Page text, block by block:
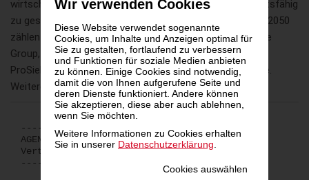
Wir verwenden Cookies
Diese Website verwendet sogenannte
Cookies, um Inhalte und Anzeigen optimal für
Sie zu gestalten, fortlaufend zu verbessern
und Funktionen für soziale Medien anbieten
zu können. Einige Cookies sind notwendig,
damit die von Ihnen aufgerufene Seite und
deren Dienste funktioniert. Andere können
Sie akzeptieren, diese aber auch ablehnen,
wenn Sie möchten.
Weitere Informationen zu Cookies erhalten
Sie in unserer Datenschutzerklärung
Cookies auswählen
wirtschaftlich wettbewerbsfähigen Medienmarkt zukunftsfähig
zu gestalten. Zu den Gründungsmitgliedern der AGENDA 2050
zählen AboutMedia, Azerion, COPE Content Performance
Group, Der Standard, Kronen Zeitung, ORF-Enterprise,
ProSiebenSat.1 PULS 4, Purpur Media und RTL AdAlliance.
Weitere Informationen auf
agenda2050.at
-----------
AGENDA2050 im Dialog – ein Abend über Medien,
Vertrauen und Verantwortung
-----------